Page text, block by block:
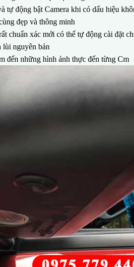
tự động bật Camera khi có dấu hiệu
đẹp và thông minh
chuẩn xác mới có thể tự động cài đặt
lùi nguyên bản
đến những hình ảnh thực đến từng Cm